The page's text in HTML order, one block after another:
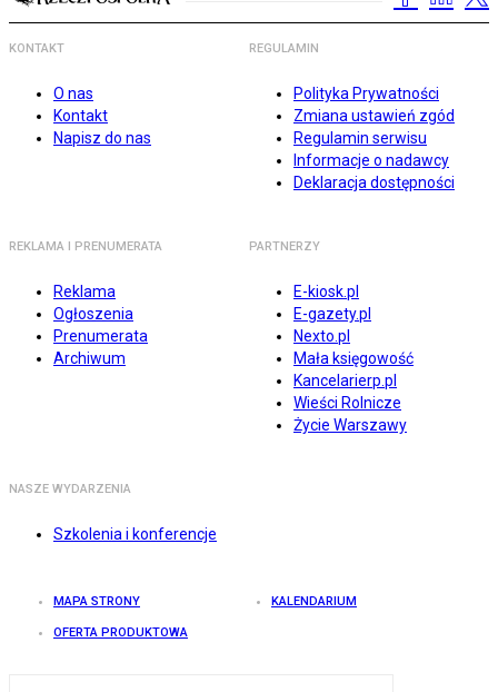
KONTAKT
O nas
Kontakt
Napisz do nas
REGULAMIN
Polityka Prywatności
Zmiana ustawień zgód
Regulamin serwisu
Informacje o nadawcy
Deklaracja dostępności
REKLAMA I PRENUMERATA
Reklama
Ogłoszenia
Prenumerata
Archiwum
PARTNERZY
E-kiosk.pl
E-gazety.pl
Nexto.pl
Mała księgowość
Kancelarierp.pl
Wieści Rolnicze
Życie Warszawy
NASZE WYDARZENIA
Szkolenia i konferencje
MAPA STRONY KALENDARIUM
OFERTA PRODUKTOWA